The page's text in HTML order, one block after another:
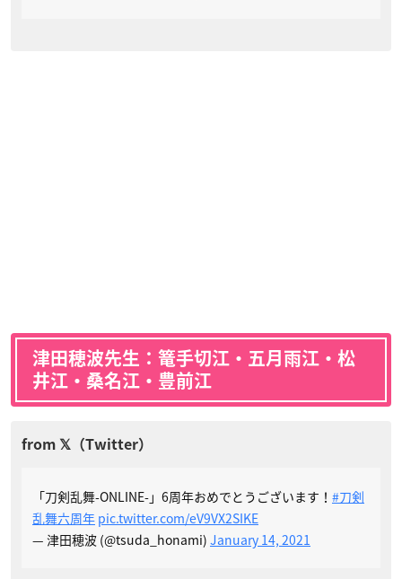
津田穂波先生：篭手切江・五月雨江・松
井江・桑名江・豊前江
「刀剣乱舞-ONLINE-」6周年おめでとうございます！ #刀剣
乱舞六周年 pic.twitter.com/eV9VX2SIKE
— 津田穂波 (@tsuda_honami) January 14, 2021